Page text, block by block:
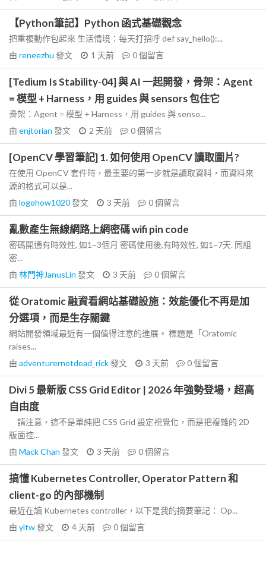
【Python筆記】Python 函式基礎觀念
把重複動作包起來 生活情境：每天打招呼 def say_hello():...
由 reneezhu 發文 1 天前 0個留言
[Tedium Is Stability-04] 與 AI 一起開發，骨架：Agent
= 模型 + Harness，用 guides 與 sensors 包住它
骨架：Agent = 模型 + Harness，用 guides 與 senso...
由 enjtorian 發文 2 天前 0個留言
[OpenCV 學習筆記] 1. 如何使用 OpenCV 讀取圖片?
在使用 OpenCV 套件時，最重要的第一步就是讀取資料，而資料來
源的格式可以是...
由 logohow1020發文 3 天前 0個留言
亂數產生無線網路上網密碼 wifi pin code
密碼開通有時效性, 如1~3個月 密碼使用後,有時效性, 如1~7天. 同組
密...
由 林門神JanusLin 發文 3 天前 0個留言
從 Oratomic 融資看網站基礎設施：效能優化不再是加
分選項，而是生存關鍵
網站開發領域最近有一個值得注意的進展。 標題是「Oratomic
raises...
由 adventurernotdead_rick發文 3 天前 0個留言
Divi 5 最新版 CSS Grid Editor | 2026 年強勢登場，超高
自由度
請注意，這不是單純把 CSS Grid 設定視覺化，而是把複雜的 2D
版面控...
由 Mack Chan 發文 3 天前 0個留言
搞懂 Kubernetes Controller, Operator Pattern 和
client-go 的內部機制
最近在讀 Kubernetes controller，以下是我的摘要筆記： Op...
由 yltw發文 4 天前 0個留言